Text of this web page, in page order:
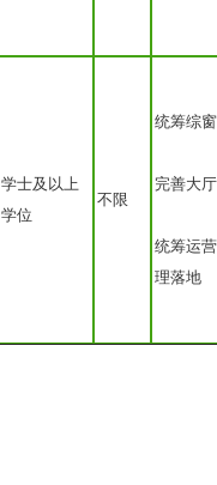
学士及以上
学位
不限
统筹综
完善大
统筹运
理落地